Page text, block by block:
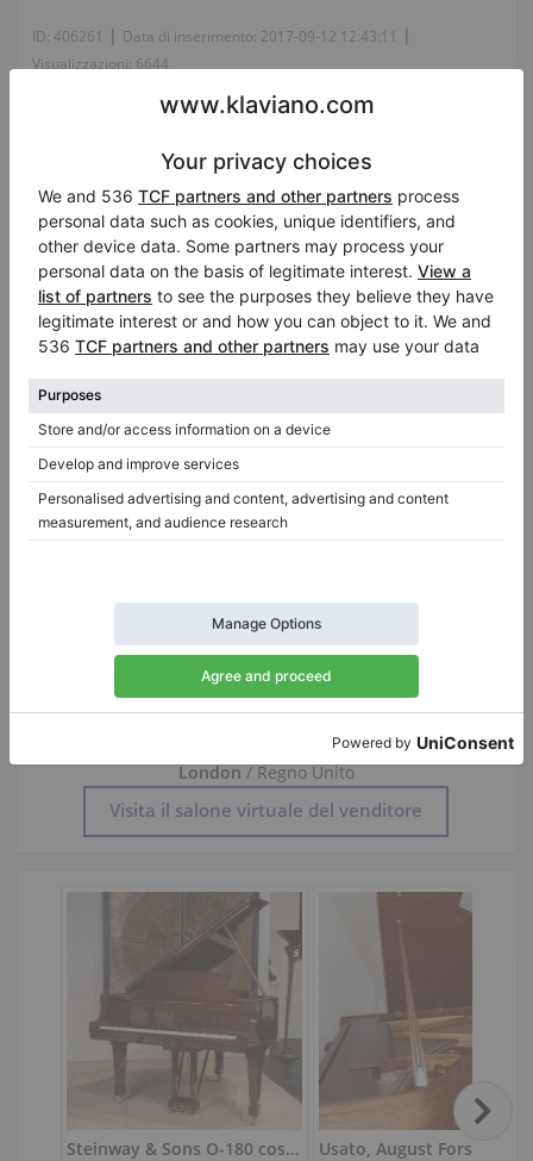
ID: 406261 | Data di inserimento: 2017-09-12 12:43:11 |
Visualizzazioni: 6644
Chiedi i dettagli:
Persona di contatto:Dan Rusling
Lingua del telefono: English
Informazioni su venditore:
Azienda
Coach House Pianos
London / Regno Unito
Visita il salone virtuale del venditore
Steinway & Sons O-180 costruito in Germania in mogano lucido Usato, August Forster, 190